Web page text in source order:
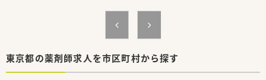
も行っております。
テム上でできるようになっています。
また、在宅訪問時の細かな情報共有もでき「この人でないとでき
東京都の薬剤師求人を市区町村から探す